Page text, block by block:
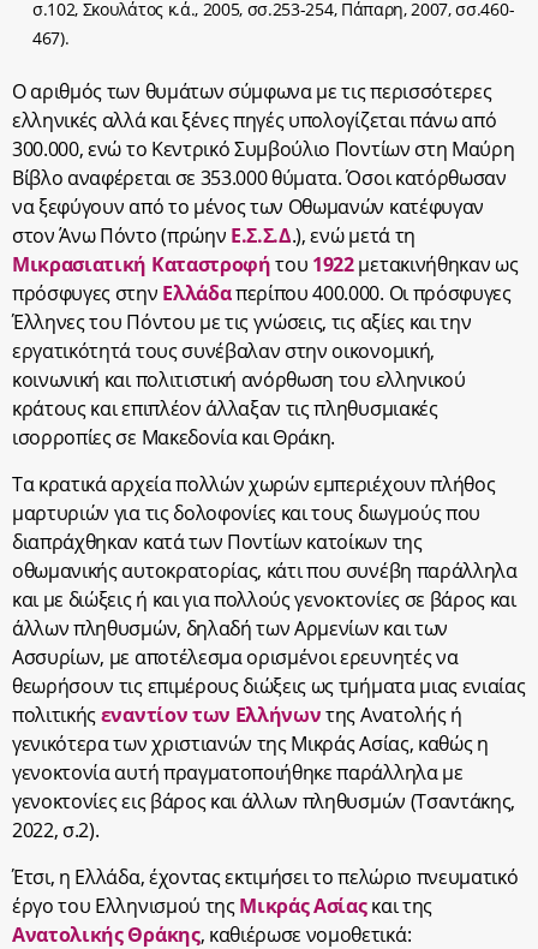
σ.102, Σκουλάτος κ.ά., 2005, σσ.253-254, Πάπαρη, 2007, σσ.460-
467).
Ο αριθμός των θυμάτων σύμφωνα με τις περισσότερες
ελληνικές αλλά και ξένες πηγές υπολογίζεται πάνω από
300.000, ενώ το Κεντρικό Συμβούλιο Ποντίων στη Μαύρη
Βίβλο αναφέρεται σε 353.000 θύματα. Όσοι κατόρθωσαν
να ξεφύγουν από το μένος των Οθωμανών κατέφυγαν
στον Άνω Πόντο (πρώην Ε.Σ.Σ.Δ.), ενώ μετά τη
Μικρασιατική Καταστροφήτου 1922μετακινήθηκαν ως
πρόσφυγες στην Ελλάδαπερίπου 400.000. Οι πρόσφυγες
Έλληνες του Πόντου με τις γνώσεις, τις αξίες και την
εργατικότητά τους συνέβαλαν στην οικονομική,
κοινωνική και πολιτιστική ανόρθωση του ελληνικού
κράτους και επιπλέον άλλαξαν τις πληθυσμιακές
ισορροπίες σε Μακεδονία και Θράκη.
Τα κρατικά αρχεία πολλών χωρών εμπεριέχουν πλήθος
μαρτυριών για τις δολοφονίες και τους διωγμούς που
διαπράχθηκαν κατά των Ποντίων κατοίκων της
οθωμανικής αυτοκρατορίας, κάτι που συνέβη παράλληλα
και με διώξεις ή και για πολλούς γενοκτονίες σε βάρος και
άλλων πληθυσμών, δηλαδή των Αρμενίων και των
Ασσυρίων, με αποτέλεσμα ορισμένοι ερευνητές να
θεωρήσουν τις επιμέρους διώξεις ως τμήματα μιας ενιαίας
πολιτικήςεναντίον των Ελλήνωντης Ανατολής ή
γενικότερα των χριστιανών της Μικράς Ασίας, καθώς η
γενοκτονία αυτή πραγματοποιήθηκε παράλληλα με
γενοκτονίες εις βάρος και άλλων πληθυσμών (Τσαντάκης,
2022, σ.2).
Έτσι, η Ελλάδα, έχοντας εκτιμήσει το πελώριο πνευματικό
έργο του Ελληνισμού τηςΜικράς Ασίαςκαι της
Ανατολικής Θράκης, καθιέρωσε νομοθετικά: